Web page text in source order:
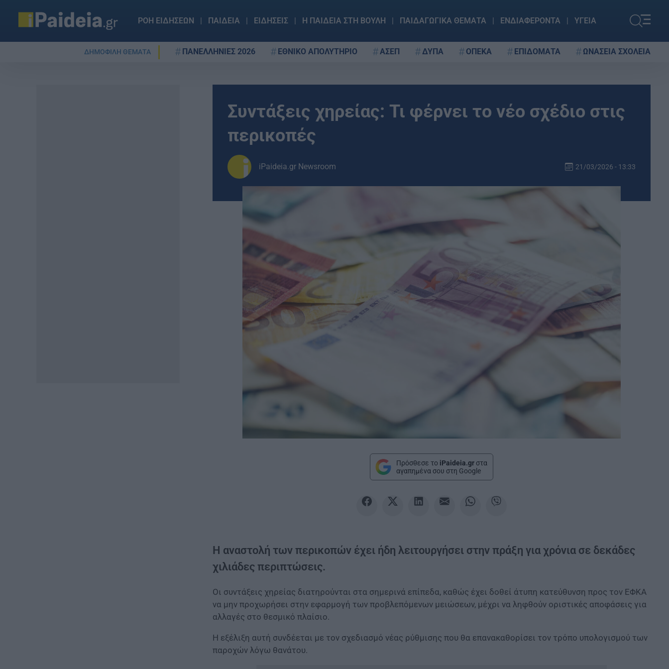
ΡΟΗ ΕΙΔΗΣΕΩΝ ΠΑΙΔΕΙΑ ΕΙΔΗΣΕΙΣ Η ΠΑΙΔΕΙΑ ΣΤΗ ΒΟΥΛΗ ΠΑΙΔΑΓΩΓΙΚΑ ΘΕΜΑΤΑ ΕΝΔΙΑΦΕΡΟΝΤΑ ΥΓΕΙΑ
ΔΗΜΟΦΙΛΗ ΘΕΜΑΤΑ ΠΑΝΕΛΛΗΝΙΕΣ 2026 ΕΘΝΙΚΟ ΑΠΟΛΥΤΗΡΙΟ ΑΣΕΠ ΔΥΠΑ ΟΠΕΚΑ ΕΠΙΔΟΜΑΤΑ ΩΝΑΣΕΙΑ ΣΧΟΛΕΙΑ
Συντάξεις χηρείας: Τι φέρνει το νέο σχέδιο στις
περικοπές
iPaideia.gr Newsroom 21/03/2026 - 13:33
Πρόσθεσε το iPaideia.gr στα
αγαπημένα σου στη Google
Η αναστολή των περικοπών έχει ήδη λειτουργήσει στην πράξη για χρόνια σε δεκάδες
χιλιάδες περιπτώσεις.
Οι συντάξεις χηρείας διατηρούνται στα σημερινά επίπεδα, καθώς έχει δοθεί άτυπη κατεύθυνση προς τον ΕΦΚΑ
να μην προχωρήσει στην εφαρμογή των προβλεπόμενων μειώσεων, μέχρι να ληφθούν οριστικές αποφάσεις για
αλλαγές στο θεσμικό πλαίσιο.
Η εξέλιξη αυτή συνδέεται με τον σχεδιασμό νέας ρύθμισης που θα επανακαθορίσει τον τρόπο υπολογισμού των
παροχών λόγω θανάτου.